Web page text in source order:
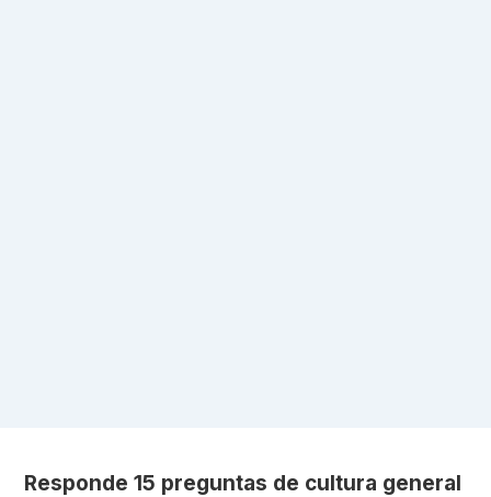
Responde 15 preguntas de cultura general